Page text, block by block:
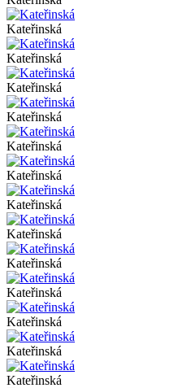
Kateřinská
Kateřinská
Kateřinská
Kateřinská
Kateřinská
Kateřinská
Kateřinská
Kateřinská
Kateřinská
Kateřinská
Kateřinská
Kateřinská
Kateřinská